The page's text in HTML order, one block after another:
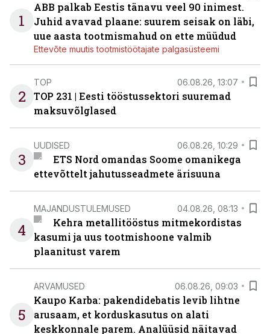
1
ABB palkab Eestis tänavu veel 90 inimest.
Juhid avavad plaane: suurem seisak on läbi,
uue aasta tootmismahud on ette müüdud
Ettevõte muutis tootmistöötajate palgasüsteemi
2
TOP 06.08.26, 13:07
TOP 231 | Eesti tööstussektori suuremad
maksuvõlglased
3
UUDISED 06.08.26, 10:29
ETS Nord omandas Soome omanikega
ettevõttelt jahutusseadmete ärisuuna
4
MAJANDUSTULEMUSED 04.08.26, 08:13
Kehra metallitööstus mitmekordistas
kasumi ja uus tootmishoone valmib
plaanitust varem
5
ARVAMUSED 06.08.26, 09:03
Kaupo Karba: pakendidebatis levib lihtne
arusaam, et korduskasutus on alati
keskkonnale parem. Analüüsid näitavad